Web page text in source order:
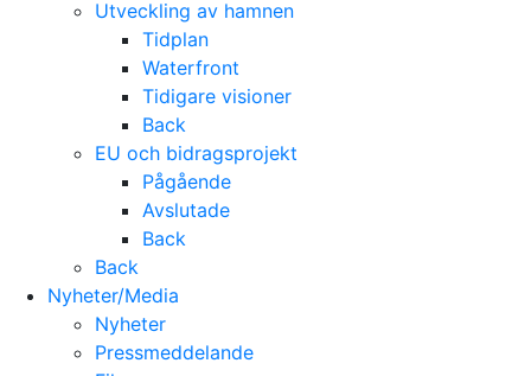
Utveckling av hamnen
Tidplan
Waterfront
Tidigare visioner
Back
EU och bidragsprojekt
Pågående
Avslutade
Back
Back
Nyheter/Media
Nyheter
Pressmeddelande